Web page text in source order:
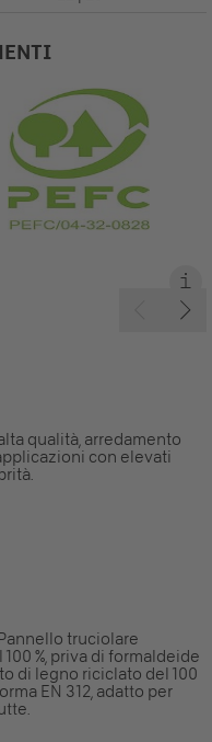
qualità, arredamento
con elevati
truciolare
%, priva di formaldeide
di legno riciclato del 100
EN 312, adatto per